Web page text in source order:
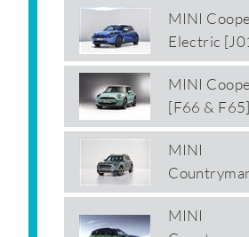
MINI
Electric
MINI
[F66 & F65]
MINI
MINI